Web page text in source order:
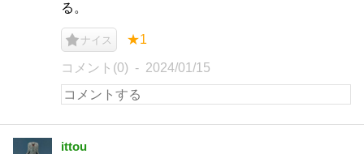
る。
ナイス ★1
コメント(0) 2024/01/15
ittou